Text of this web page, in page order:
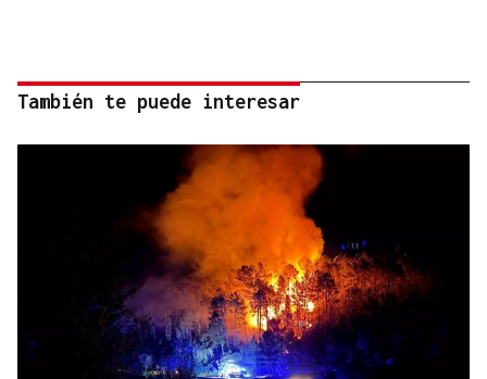
También te puede interesar